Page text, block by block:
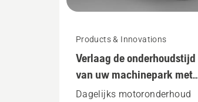
Products & Innovations
Verlaag de onderhoudstijd
van uw machinepark met
accumachines
Dagelijks motoronderhoud